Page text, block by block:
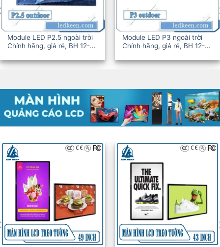
trời
12-
Module LED P3 ngoài trời
Chính hãng, giá rẻ, BH 12-
Module LED
trời Chính hãng,